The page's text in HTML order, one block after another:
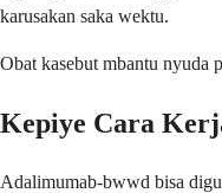
karusakan saka wektu.
Obat kasebut mbantu nyuda
Kepiye Cara
Adalimumab-bwwd bisa